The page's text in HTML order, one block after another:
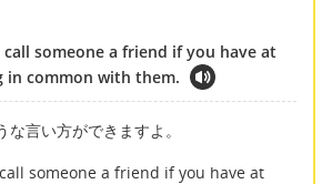
someone a friend if you have at
in common with them.
言い方ができますよ。
someone a friend if you have at